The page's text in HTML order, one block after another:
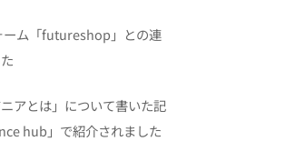
ーム「futureshop」との連
ニアとは」について書いた記
hub」で紹介されました